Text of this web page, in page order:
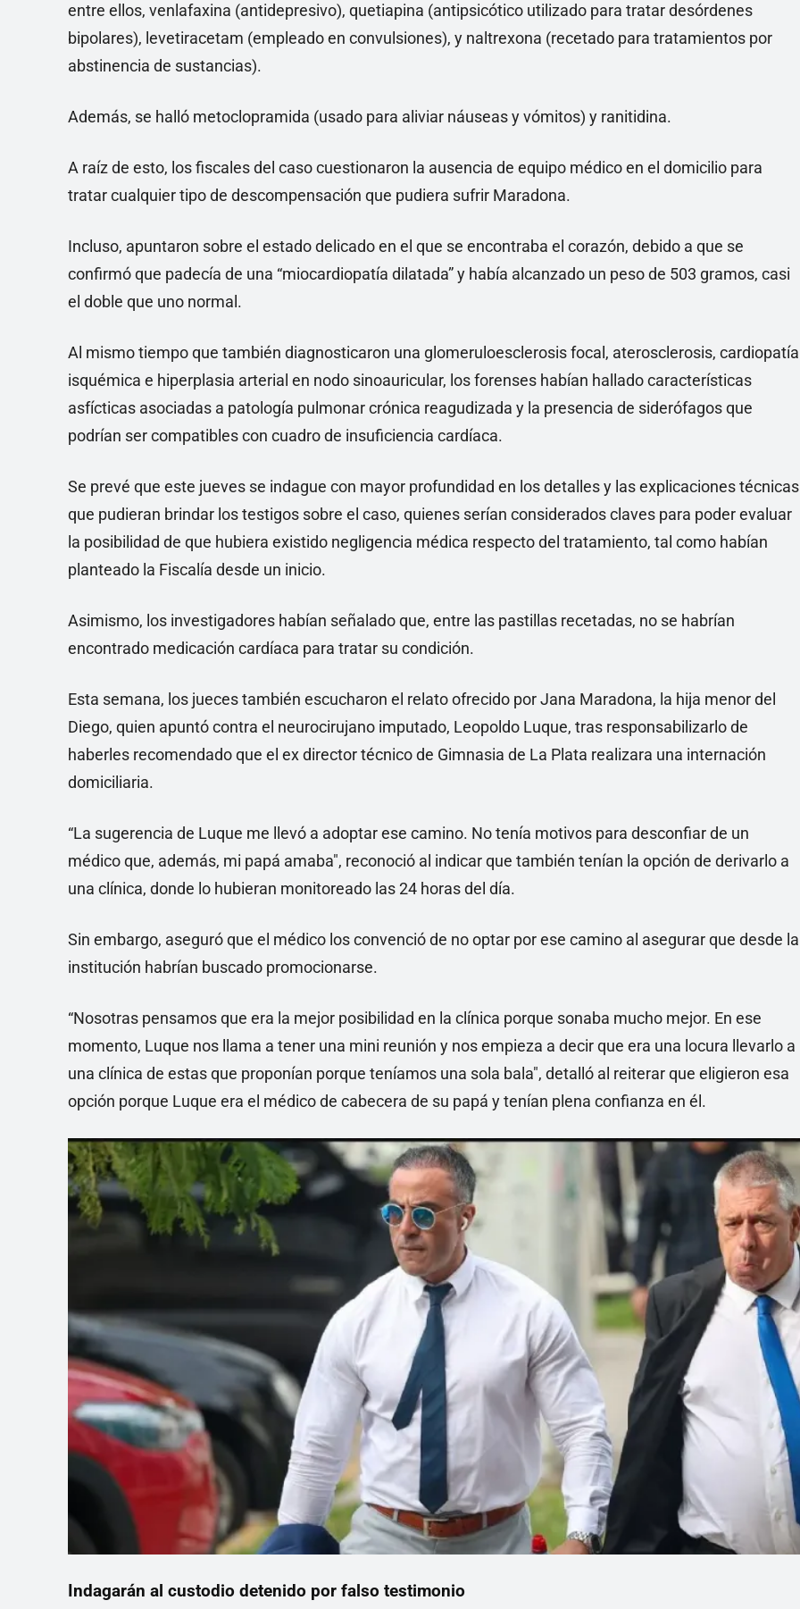
entre ellos, venlafaxina (antidepresivo), quetiapina (antipsicótico utilizado para tratar desórdenes
bipolares), levetiracetam (empleado en convulsiones), y naltrexona (recetado para tratamientos por
abstinencia de sustancias).
Además, se halló metoclopramida (usado para aliviar náuseas y vómitos) y ranitidina.
A raíz de esto, los fiscales del caso cuestionaron la ausencia de equipo médico en el domicilio para
tratar cualquier tipo de descompensación que pudiera sufrir Maradona.
Incluso, apuntaron sobre el estado delicado en el que se encontraba el corazón, debido a que se
confirmó que padecía de una “miocardiopatía dilatada” y había alcanzado un peso de 503 gramos, casi
el doble que uno normal.
Al mismo tiempo que también diagnosticaron una glomeruloesclerosis focal, aterosclerosis, cardiopatía
isquémica e hiperplasia arterial en nodo sinoauricular, los forenses habían hallado características
asfícticas asociadas a patología pulmonar crónica reagudizada y la presencia de siderófagos que
podrían ser compatibles con cuadro de insuficiencia cardíaca.
Se prevé que este jueves se indague con mayor profundidad en los detalles y las explicaciones técnicas
que pudieran brindar los testigos sobre el caso, quienes serían considerados claves para poder evaluar
la posibilidad de que hubiera existido negligencia médica respecto del tratamiento, tal como habían
planteado la Fiscalía desde un inicio.
Asimismo, los investigadores habían señalado que, entre las pastillas recetadas, no se habrían
encontrado medicación cardíaca para tratar su condición.
Esta semana, los jueces también escucharon el relato ofrecido por Jana Maradona, la hija menor del
Diego, quien apuntó contra el neurocirujano imputado, Leopoldo Luque, tras responsabilizarlo de
haberles recomendado que el ex director técnico de Gimnasia de La Plata realizara una internación
domiciliaria.
“La sugerencia de Luque me llevó a adoptar ese camino. No tenía motivos para desconfiar de un
médico que, además, mi papá amaba", reconoció al indicar que también tenían la opción de derivarlo a
una clínica, donde lo hubieran monitoreado las 24 horas del día.
Sin embargo, aseguró que el médico los convenció de no optar por ese camino al asegurar que desde la
institución habrían buscado promocionarse.
“Nosotras pensamos que era la mejor posibilidad en la clínica porque sonaba mucho mejor. En ese
momento, Luque nos llama a tener una mini reunión y nos empieza a decir que era una locura llevarlo a
una clínica de estas que proponían porque teníamos una sola bala", detalló al reiterar que eligieron esa
opción porque Luque era el médico de cabecera de su papá y tenían plena confianza en él.
Indagarán al custodio detenido por falso testimonio